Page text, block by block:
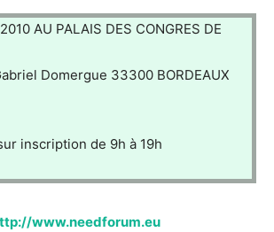
AU PALAIS DES CONGRES DE
Domergue 33300 BORDEAUX
inscription de 9h à 19h
www.needforum.eu